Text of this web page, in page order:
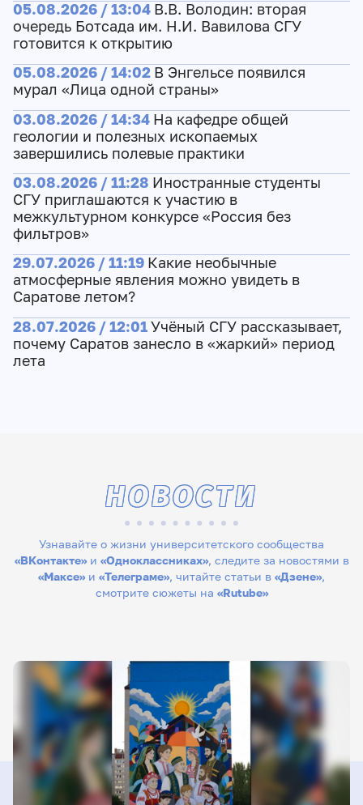
05.08.2026 / 13:04 В.В. Володин: вторая
очередь Ботсада им. Н.И. Вавилова СГУ
готовится к открытию
05.08.2026 / 14:02 В Энгельсе появился
мурал «Лица одной страны»
03.08.2026 / 14:34 На кафедре общей
геологии и полезных ископаемых
завершились полевые практики
03.08.2026 / 11:28 Иностранные студенты
СГУ приглашаются к участию в
межкультурном конкурсе «Россия без
фильтров»
29.07.2026 / 11:19 Какие необычные
атмосферные явления можно увидеть в
Саратове летом?
28.07.2026 / 12:01Учёный СГУ рассказывает,
почему Саратов занесло в «жаркий» период
лета
Узнавайте о жизни университетского сообщества
«ВКонтакте»и «Одноклассниках», следите за новостями в
«Максе» и «Телеграме», читайте статьи в «Дзене»,
смотрите сюжеты на «Rutube»
НОВОСТИ